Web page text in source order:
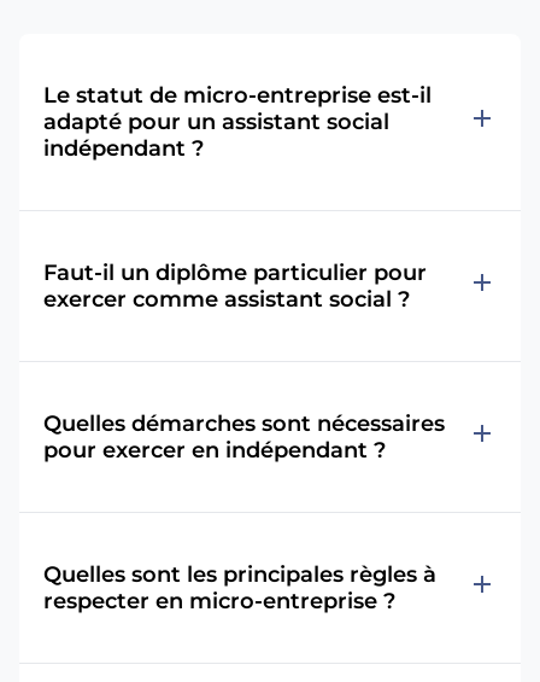
Le statut de micro-entreprise est-il
adapté pour un assistant social
indépendant ?
add
Faut-il un diplôme particulier pour
exercer comme assistant social ?
add
Quelles démarches sont nécessaires
pour exercer en indépendant ?
add
Quelles sont les principales règles à
respecter en micro-entreprise ?
add